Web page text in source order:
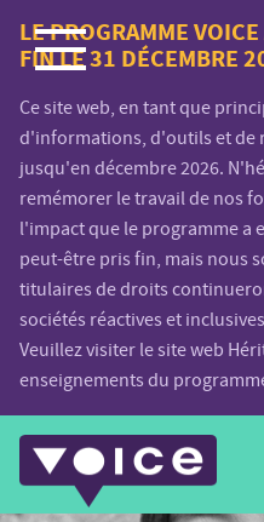
website
LE PROGRAMME
FIN LE 31 DÉCEMBRE
Ce site web, en tant que
d'informations, d'outils et de
jusqu'en décembre 2026.
remémorer le travail de nos
l'impact que le programme a
peut-être pris fin, mais nous
titulaires de droits
sociétés réactives et
Veuillez visiter le site web
enseignements du